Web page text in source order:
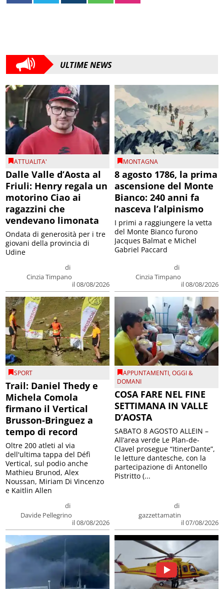
ULTIME NEWS
ATTUALITA'
Dalle Valle d’Aosta al
Friuli: Henry regala un
motorino Ciao ai
ragazzini che
vendevano limonata
di
Cinzia Timpano
il 08/08/2026
Ondata di generosità per i tre
giovani della provincia di
Udine
MONTAGNA
8 agosto 1786, la prima
ascensione del Monte
Bianco: 240 anni fa
nasceva l’alpinismo
di
Cinzia Timpano
il 08/08/2026
I primi a raggiungere la vetta
del Monte Bianco furono
Jacques Balmat e Michel
Gabriel Paccard
SPORT
Trail: Daniel Thedy e
Michela Comola
firmano il Vertical
Brusson-Bringuez a
tempo di record
di
Davide Pellegrino
il 08/08/2026
Oltre 200 atleti al via
dell'ultima tappa del Défì
Vertical, sul podio anche
Mathieu Brunod, Alex
Noussan, Miriam Di Vincenzo
e Kaitlin Allen
APPUNTAMENTI,OGGI &
DOMANI
COSA FARE NEL FINE
SETTIMANA IN VALLE
D’AOSTA
di
gazzettamatin
il 07/08/2026
SABATO 8 AGOSTO ALLEIN –
All’area verde Le Plan-de-
Clavel prosegue “ItinerDante”,
le letture dantesche, con la
partecipazione di Antonello
Pistritto (...